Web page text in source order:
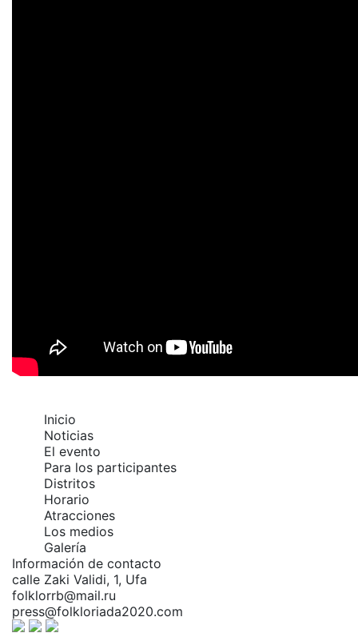
Inicio
Noticias
El evento
Para los participantes
Distritos
Horario
Atracciones
Los medios
Galería
Información de contacto
calle Zaki Validi, 1, Ufa
folklorrb@mail.ru
press@folkloriada2020.com